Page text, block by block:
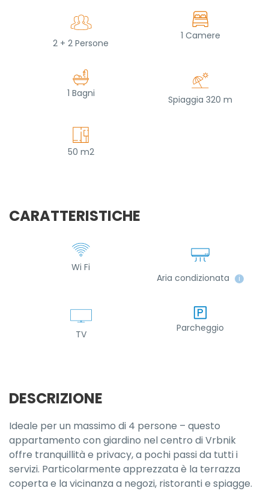
2 + 2 Persone
1 Camere
1 Bagni
Spiaggia 320 m
50 m2
CARATTERISTICHE
Wi Fi
Aria condizionata
ℹ
TV
Parcheggio
DESCRIZIONE
Ideale per un massimo di 4 persone – questo
appartamento con giardino nel centro di Vrbnik
offre tranquillità e privacy, a pochi passi da tutti i
servizi. Particolarmente apprezzata è la terrazza
coperta e la vicinanza a negozi, ristoranti e spiagge.